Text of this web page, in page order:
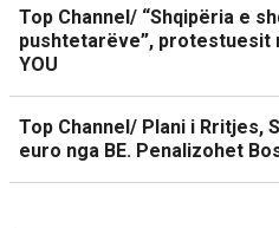
Top Channel/ “Shqipëria e
pushtetarëve”, protestuesit
YOU
Top Channel/ Plani i Rritjes,
euro nga BE. Penalizohet